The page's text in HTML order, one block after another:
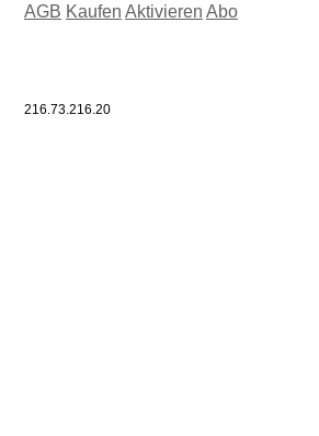
AGB Kaufen Aktivieren Abo
216.73.216.20